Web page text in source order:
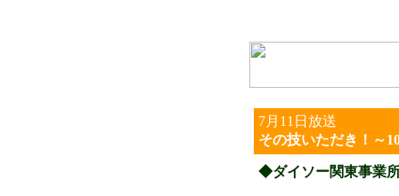
7月11日放送
その技いただき！～
◆ダイソー関東事業